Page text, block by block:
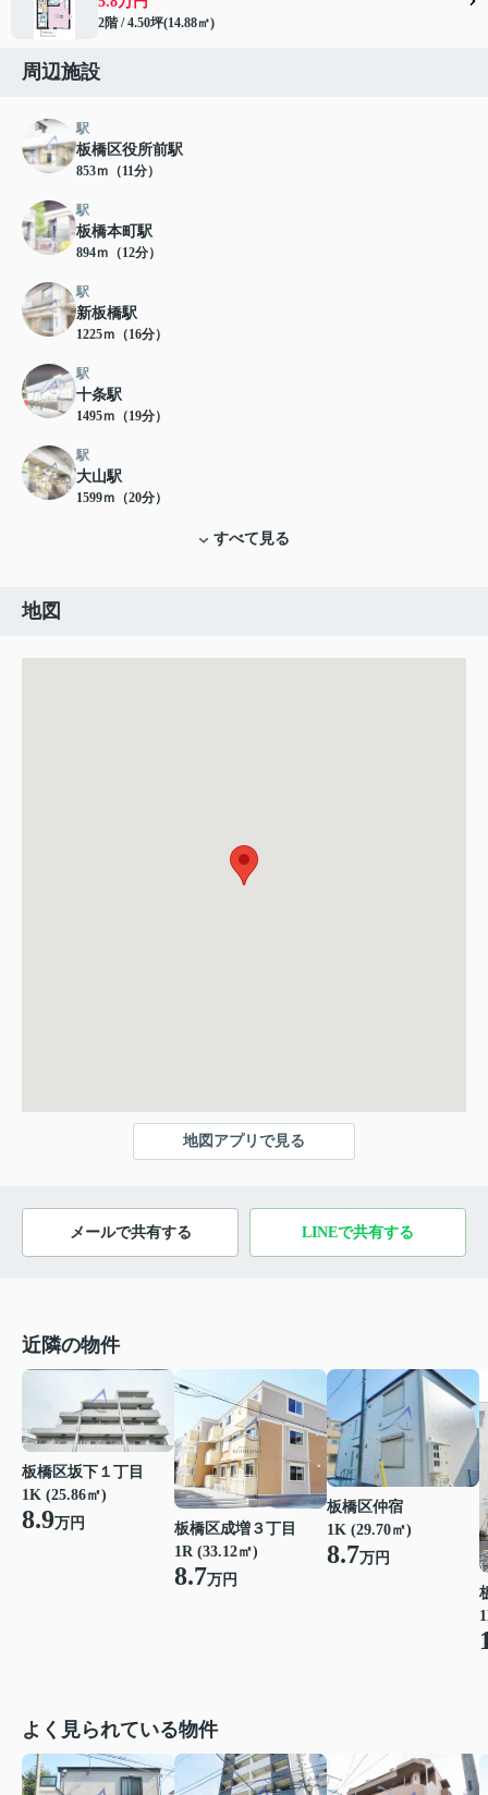
2階 / 4.50坪(14.88㎡)
周辺施設
駅
板橋区役所前駅
853ｍ（11分）
駅
板橋本町駅
894ｍ（12分）
駅
新板橋駅
1225ｍ（16分）
駅
十条駅
1495ｍ（19分）
駅
大山駅
1599ｍ（20分）
すべて見る
地図
地図アプリで見る
メールで共有する LINEで共有する
近隣の物件
板橋区坂下１丁目
1K (25.86㎡)
8.9万円
板橋区成増３丁目
1R (33.12㎡)
8.7万円
板橋区仲宿
1K (29.70㎡)
8.7万円
よく見られている物件